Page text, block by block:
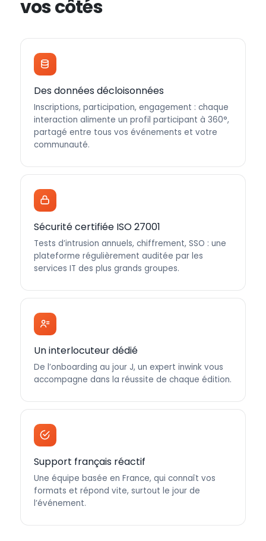
vos côtés
Des données décloisonnées
Inscriptions, participation, engagement : chaque
interaction alimente un profil participant à 360°,
partagé entre tous vos événements et votre
communauté.
Sécurité certifiée ISO 27001
Tests d’intrusion annuels, chiffrement, SSO : une
plateforme régulièrement auditée par les
services IT des plus grands groupes.
Un interlocuteur dédié
De l’onboarding au jour J, un expert inwink vous
accompagne dans la réussite de chaque édition.
Support français réactif
Une équipe basée en France, qui connaît vos
formats et répond vite, surtout le jour de
l’événement.